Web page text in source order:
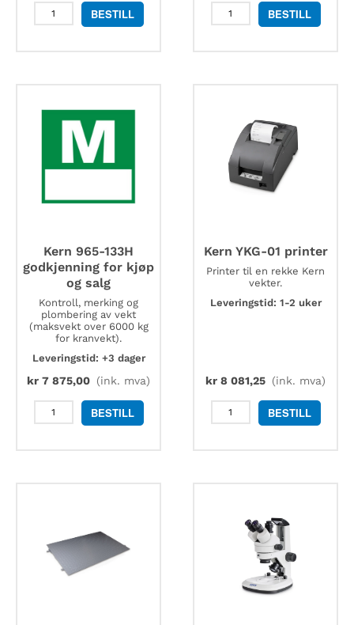
Kern
DBS-
BESTILL
Kern
YHA-
tonn
antall
BESTILL
Kern 965-133H
godkjenning for kjøp
og salg
Kontroll, merking og
plombering av vekt
(maksvekt over 6000 kg
for kranvekt).
Leveringstid: +3 dager
kr 7 875,00 (ink. mva)
Kern
965-
BESTILL
Kern YKG-01 printer
Printer til en rekke Kern
vekter.
Leveringstid: 1-2 uker
kr 8 081,25 (ink. mva)
Kern
YKG-
BESTILL